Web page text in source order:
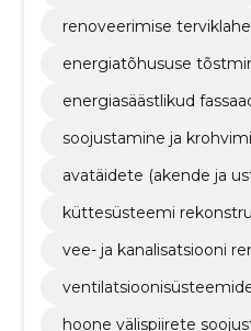
renoveerimise
energiatõhususe
energiasäästlikud
soojustamine ja
avatäidete (akende ja
küttesüsteemi
vee- ja kanalisatsiooni
hoone välispiirete